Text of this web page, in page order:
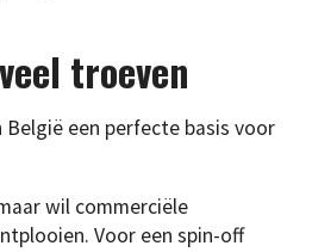
troeven
België een perfecte basis voor
wil commerciële
Voor een spin-off